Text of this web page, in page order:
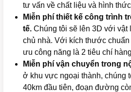
tư vấn về chất liệu và hình
Miễn phí thiết kế công trình
tế. Chúng tôi sẽ lên 3D với vật
chủ nhà. Với kích thước chuẩn
ưu công năng là 2 tiêu chí
Miễn phí vận chuyển trong
ở khu vực ngoại thành, chúng
40km đầu tiên, đoạn đường